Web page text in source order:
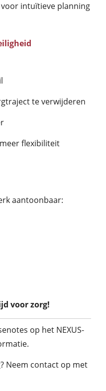
intuïtieve planning
te verwijderen
flexibiliteit
aantoonbaar:
voor zorg!
op het NEXUS-
Neem contact op met